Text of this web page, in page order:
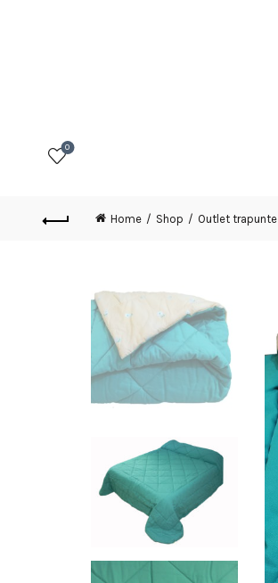
0
Home Shop Outlet trapunte